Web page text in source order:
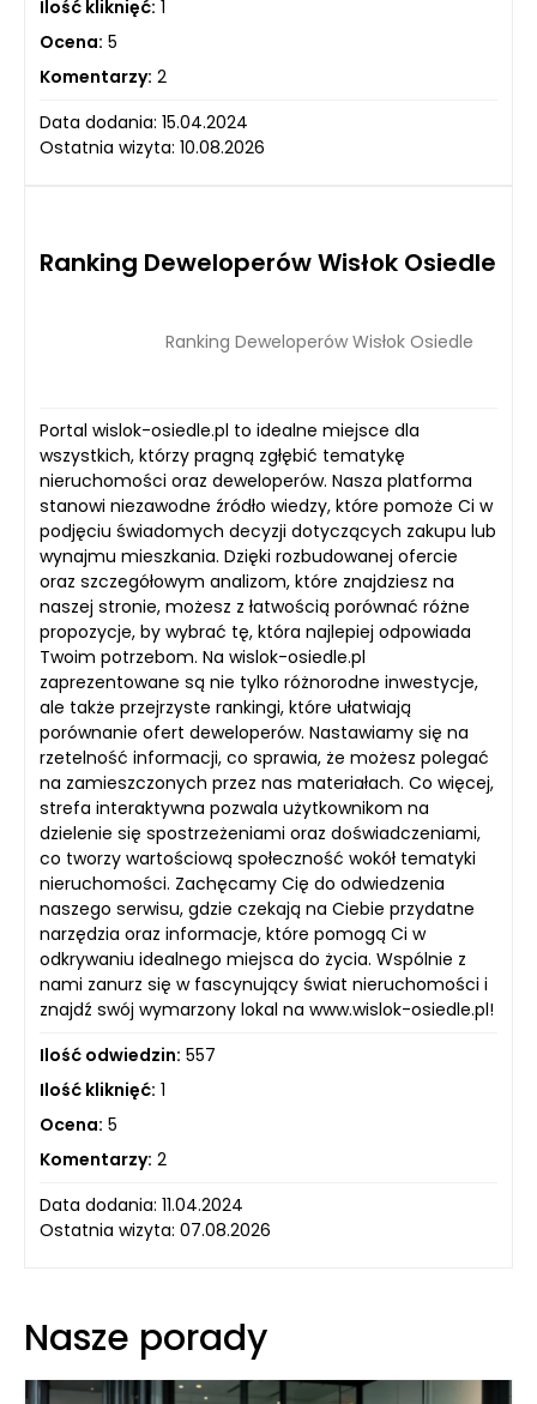
Ilość kliknięć: 1
Ocena: 5
Komentarzy: 2
Data dodania: 15.04.2024
Ostatnia wizyta: 10.08.2026
Ranking Deweloperów Wisłok Osiedle
Ranking Deweloperów Wisłok Osiedle
Portal wislok-osiedle.pl to idealne miejsce dla
wszystkich, którzy pragną zgłębić tematykę
nieruchomości oraz deweloperów. Nasza platforma
stanowi niezawodne źródło wiedzy, które pomoże Ci w
podjęciu świadomych decyzji dotyczących zakupu lub
wynajmu mieszkania. Dzięki rozbudowanej ofercie
oraz szczegółowym analizom, które znajdziesz na
naszej stronie, możesz z łatwością porównać różne
propozycje, by wybrać tę, która najlepiej odpowiada
Twoim potrzebom. Na wislok-osiedle.pl
zaprezentowane są nie tylko różnorodne inwestycje,
ale także przejrzyste rankingi, które ułatwiają
porównanie ofert deweloperów. Nastawiamy się na
rzetelność informacji, co sprawia, że możesz polegać
na zamieszczonych przez nas materiałach. Co więcej,
strefa interaktywna pozwala użytkownikom na
dzielenie się spostrzeżeniami oraz doświadczeniami,
co tworzy wartościową społeczność wokół tematyki
nieruchomości. Zachęcamy Cię do odwiedzenia
naszego serwisu, gdzie czekają na Ciebie przydatne
narzędzia oraz informacje, które pomogą Ci w
odkrywaniu idealnego miejsca do życia. Wspólnie z
nami zanurz się w fascynujący świat nieruchomości i
znajdź swój wymarzony lokal na www.wislok-osiedle.pl!
Ilość odwiedzin: 557
Ilość kliknięć: 1
Ocena: 5
Komentarzy: 2
Data dodania: 11.04.2024
Ostatnia wizyta: 07.08.2026
Nasze porady